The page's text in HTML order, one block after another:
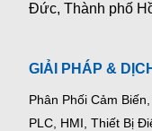
Đức, Thành phố
GIẢI PHÁP &
Phân Phối Cảm
PLC, HMI, Thiết Bị